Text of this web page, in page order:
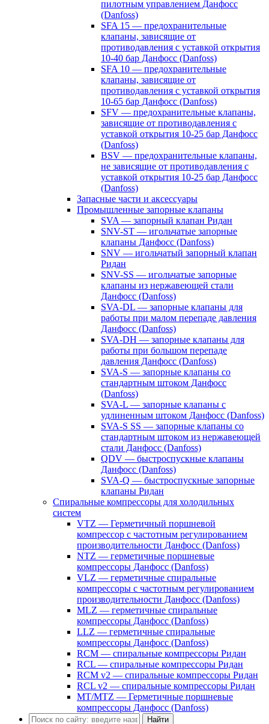
пилотным управлением Данфосс
(Danfoss)
SFA 15 — предохранительные
клапаны, зависящие от
противодавления с уставкой открытия
10-40 бар Данфосс (Danfoss)
SFA 10 — предохранительные
клапаны, зависящие от
противодавления с уставкой открытия
10-65 бар Данфосс (Danfoss)
SFV — предохранительные клапаны,
зависящие от противодавления с
уставкой открытия 10-25 бар Данфосс
(Danfoss)
BSV — предохранительные клапаны,
не зависящие от противодавления с
уставкой открытия 10-25 бар Данфосс
(Danfoss)
Запасные части и аксессуары
Промышленные запорные клапаны
SVA — запорный клапан Ридан
SNV-ST — игольчатые запорные
клапаны Данфосс (Danfoss)
SNV — игольчатый запорный клапан
Ридан
SNV-SS — игольчатые запорные
клапаны из нержавеющей стали
Данфосс (Danfoss)
SVA-DL — запорные клапаны для
работы при малом перепаде давления
Данфосс (Danfoss)
SVA-DH — запорные клапаны для
работы при большом перепаде
давления Данфосс (Danfoss)
SVA-S — запорные клапаны со
стандартным штоком Данфосс
(Danfoss)
SVA-L — запорные клапаны с
удлиненным штоком Данфосс (Danfoss)
SVA-S SS — запорные клапаны со
стандартным штоком из нержавеющей
стали Данфосс (Danfoss)
QDV — быстроспускные клапаны
Данфосс (Danfoss)
SVA-Q — быстроспускные запорные
клапаны Ридан
Спиральные компрессоры для холодильных
систем
VTZ — Герметичный поршневой
компрессор с частотным регулированием
производительности Данфосс (Danfoss)
NTZ — герметичные поршневые
компрессоры Данфосс (Danfoss)
VLZ — герметичные спиральные
компрессоры с частотным регулированием
производительности Данфосс (Danfoss)
MLZ — герметичные спиральные
компрессоры Данфосс (Danfoss)
LLZ — герметичные спиральные
компрессоры Данфосс (Danfoss)
RCM — спиральные компрессоры Ридан
RCL — спиральные компрессоры Ридан
RCM v2 — спиральные компрессоры Ридан
RCL v2 — спиральные компрессоры Ридан
MT/MTZ — Герметичные поршневые
компрессоры Данфосс (Danfoss)
Найти